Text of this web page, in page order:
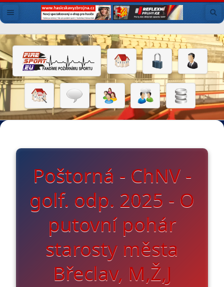
Poštorná - ChNV -
golf. odp. 2025 - O
putovní pohár
starosty města
Břeclav, M,Ž,J